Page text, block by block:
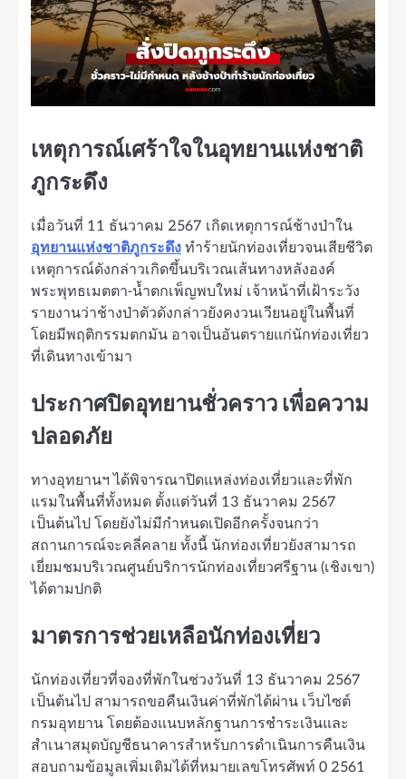
เหตุการณ์เศร้าใจในอุทยานแห่งชาติ
ภูกระดึง
เมื่อวันที่ 11 ธันวาคม 2567 เกิดเหตุการณ์ช้างป่าใน
อุทยานแห่งชาติภูกระดึง ทำร้ายนักท่องเที่ยวจนเสียชีวิต
เหตุการณ์ดังกล่าวเกิดขึ้นบริเวณเส้นทางหลังองค์
พระพุทธเมตตา-น้ำตกเพ็ญพบใหม่ เจ้าหน้าที่เฝ้าระวัง
รายงานว่าช้างป่าตัวดังกล่าวยังคงวนเวียนอยู่ในพื้นที่
โดยมีพฤติกรรมตกมัน อาจเป็นอันตรายแก่นักท่องเที่ยว
ที่เดินทางเข้ามา
ประกาศปิดอุทยานชั่วคราว เพื่อความ
ปลอดภัย
ทางอุทยานฯ ได้พิจารณาปิดแหล่งท่องเที่ยวและที่พัก
แรมในพื้นที่ทั้งหมด ตั้งแต่วันที่ 13 ธันวาคม 2567
เป็นต้นไป โดยยังไม่มีกำหนดเปิดอีกครั้งจนกว่า
สถานการณ์จะคลี่คลาย ทั้งนี้ นักท่องเที่ยวยังสามารถ
เยี่ยมชมบริเวณศูนย์บริการนักท่องเที่ยวศรีฐาน (เชิงเขา)
ได้ตามปกติ
มาตรการช่วยเหลือนักท่องเที่ยว
นักท่องเที่ยวที่จองที่พักในช่วงวันที่ 13 ธันวาคม 2567
เป็นต้นไป สามารถขอคืนเงินค่าที่พักได้ผ่าน เว็บไซต์
กรมอุทยาน โดยต้องแนบหลักฐานการชำระเงินและ
สำเนาสมุดบัญชีธนาคารสำหรับการดำเนินการคืนเงิน
สอบถามข้อมูลเพิ่มเติมได้ที่หมายเลขโทรศัพท์ 0 2561